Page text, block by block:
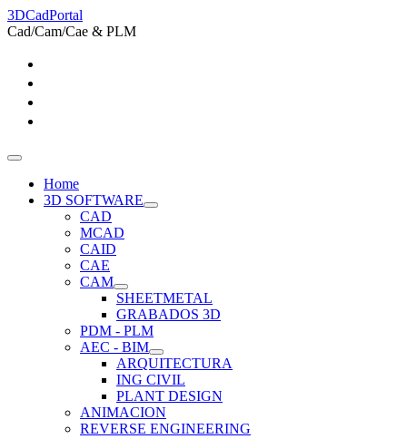
3DCadPortal
Cad/Cam/Cae & PLM
Home
3D SOFTWARE
CAD
MCAD
CAID
CAE
CAM
SHEETMETAL
GRABADOS 3D
PDM - PLM
AEC - BIM
ARQUITECTURA
ING CIVIL
PLANT DESIGN
ANIMACION
REVERSE ENGINEERING